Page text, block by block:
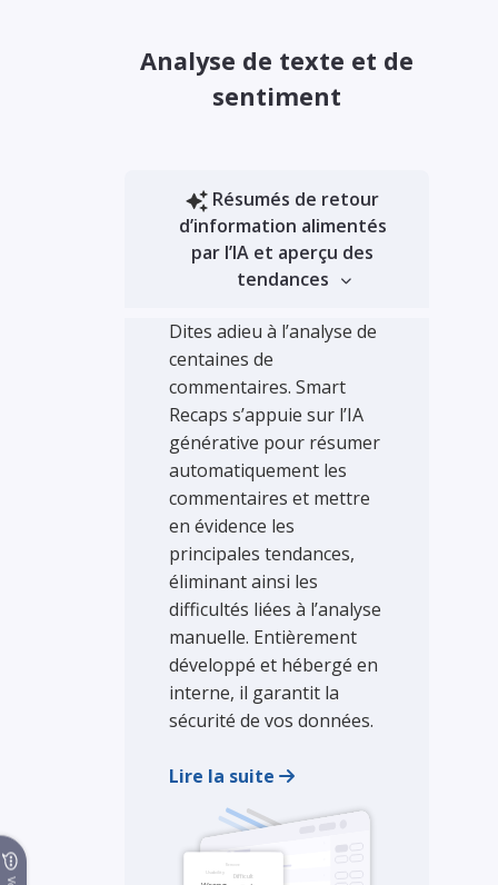
Analyse de texte et de
sentiment
Résumés de retour
d’information alimentés
par l’IA et aperçu des
tendances
Dites adieu à l’analyse de
centaines de
commentaires. Smart
Recaps s’appuie sur l’IA
générative pour résumer
automatiquement les
commentaires et mettre
en évidence les
principales tendances,
éliminant ainsi les
difficultés liées à l’analyse
manuelle. Entièrement
développé et hébergé en
interne, il garantit la
sécurité de vos données.
Lire la suite